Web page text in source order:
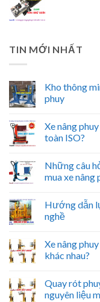
TIN MỚI NHẤT
Kho thông
phuy
Xe nâng
toàn ISO?
Những câu
mua xe nâng
Hướng dẫn
nghề
Xe nâng
khác nhau?
Quay rót
nguyên liệu